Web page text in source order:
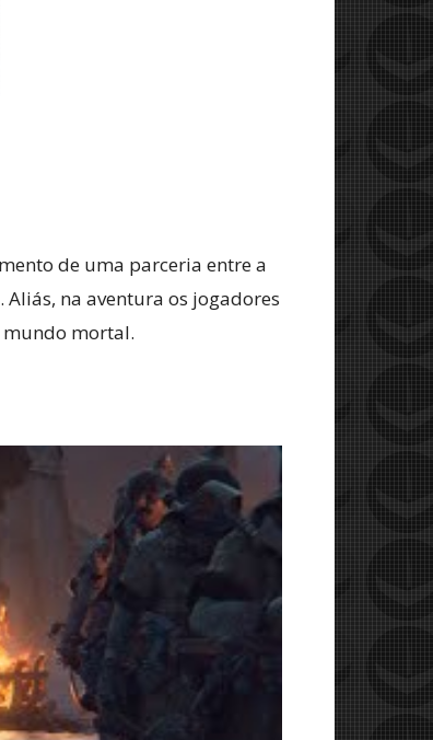
de uma parceria entre a
na aventura os jogadores
mundo mortal.